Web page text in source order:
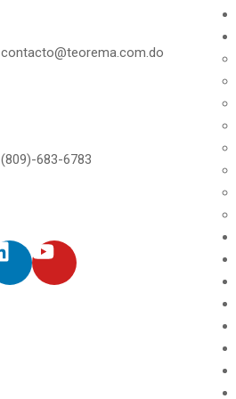
contacto@teorema.com.do
(809)-683-6783